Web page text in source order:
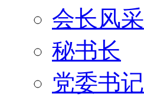
会长风采
秘书长
党委书记